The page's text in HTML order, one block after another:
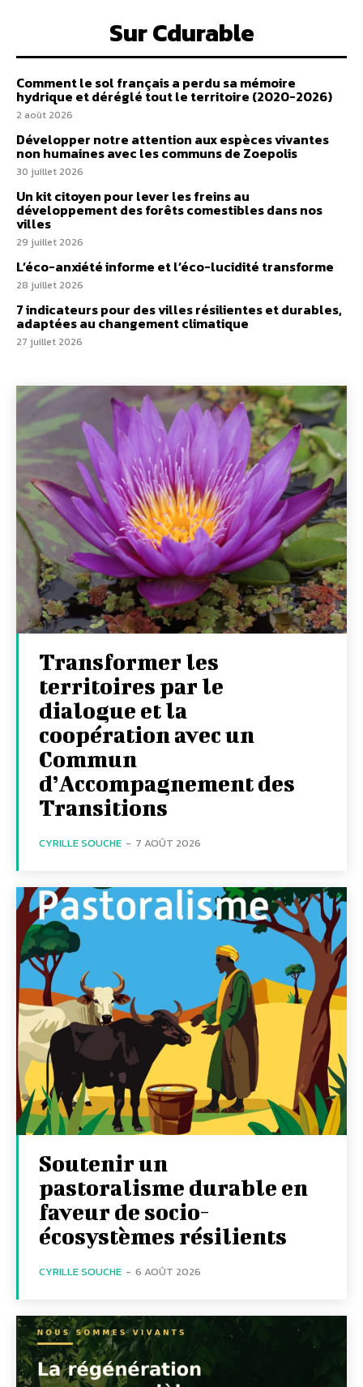
Sur Cdurable
Comment le sol français a perdu sa mémoire
hydrique et déréglé tout le territoire (2020-2026)
2 août 2026
Développer notre attention aux espèces vivantes
non humaines avec les communs de Zoepolis
30 juillet 2026
Un kit citoyen pour lever les freins au
développement des forêts comestibles dans nos
villes
29 juillet 2026
L’éco-anxiété informe et l’éco-lucidité transforme
28 juillet 2026
7 indicateurs pour des villes résilientes et durables,
adaptées au changement climatique
27 juillet 2026
Transformer les
territoires par le
dialogue et la
coopération avec un
Commun
d’Accompagnement des
Transitions
CYRILLE SOUCHE - 7 AOÛT 2026
Soutenir un
pastoralisme durable en
faveur de socio-
écosystèmes résilients
CYRILLE SOUCHE - 6 AOÛT 2026